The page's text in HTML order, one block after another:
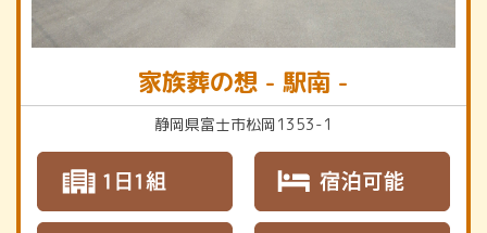
家族葬の想 - 駅南 -
静岡県富士市松岡1353-1